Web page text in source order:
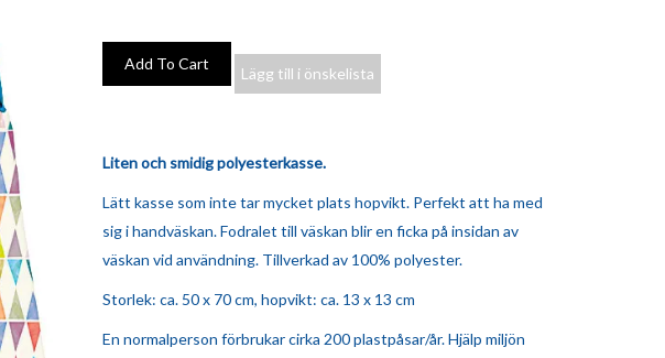
Lägg till i önskelista
Liten och smidig polyesterkasse.
Lätt kasse som inte tar mycket plats hopvikt. Perfekt att ha med
sig i handväskan. Fodralet till väskan blir en ficka på insidan av
väskan vid användning. Tillverkad av 100% polyester.
Storlek: ca. 50 x 70 cm, hopvikt: ca. 13 x 13 cm
En normalperson förbrukar cirka 200 plastpåsar/år. Hjälp miljön